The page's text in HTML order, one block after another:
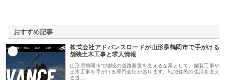
おすすめ記事
株式会社アドバンスロードが山形県鶴岡市で手がける
舗装土木工事と求人情報
山形県鶴岡市で地域の道路基盤を支える企業として、舗装工事や
土木工事を手がける専門会社があります。地域住民の生活を支え
る道…